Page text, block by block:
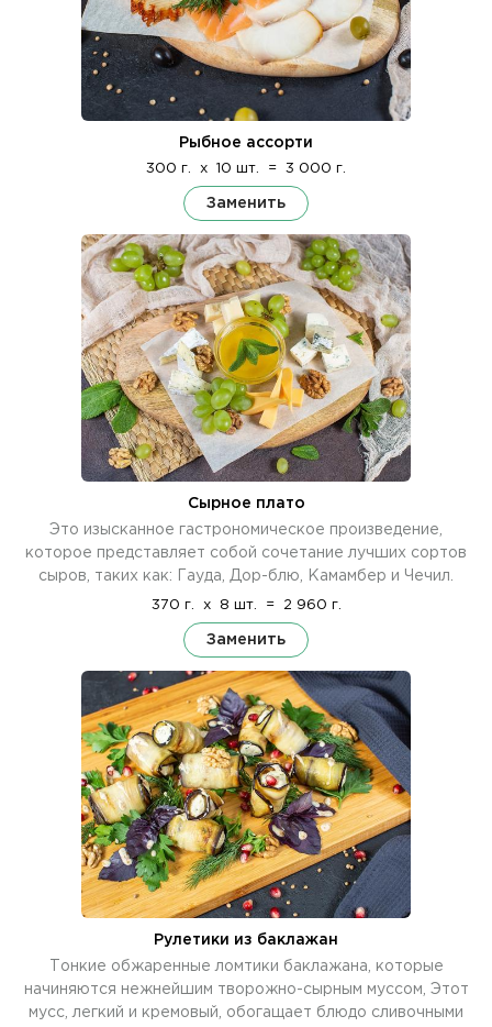
Рыбное ассорти
300 г. x 10 шт. = 3 000 г.
Заменить
Сырное плато
Это изысканное гастрономическое произведение,
которое представляет собой сочетание лучших сортов
сыров, таких как: Гауда, Дор-блю, Камамбер и Чечил.
370 г. x 8 шт. = 2 960 г.
Заменить
Рулетики из баклажан
Тонкие обжаренные ломтики баклажана, которые
начиняются нежнейшим творожно-сырным муссом, Этот
мусс, легкий и кремовый, обогащает блюдо сливочными